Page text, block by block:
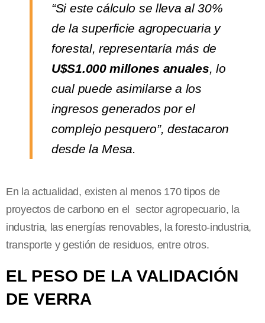
“Si este cálculo se lleva al 30%
de la superficie agropecuaria y
forestal, representaría más de
U$S1.000 millones anuales, lo
cual puede asimilarse a los
ingresos generados por el
complejo pesquero”, destacaron
desde la Mesa.
En la actualidad, existen al menos 170 tipos de
proyectos de carbono en el sector agropecuario, la
industria, las energías renovables, la foresto-industria,
transporte y gestión de residuos, entre otros.
EL PESO DE LA VALIDACIÓN
DE VERRA